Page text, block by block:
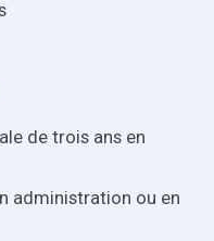
de trois ans en
administration ou en